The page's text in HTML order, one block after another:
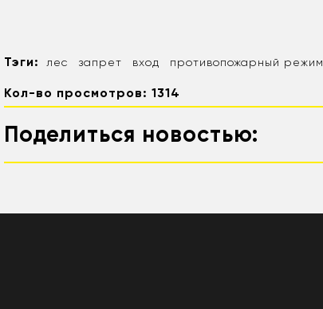
Тэги: лес запрет вход противопожарный режим
Кол-во просмотров: 1314
Поделиться новостью: